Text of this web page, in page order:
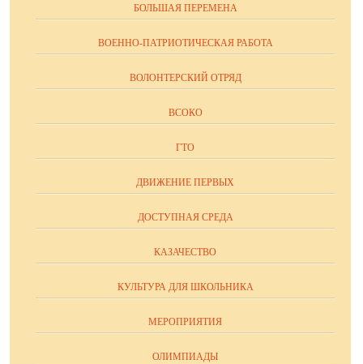
БОЛЬШАЯ ПЕРЕМЕНА
ВОЕННО-ПАТРИОТИЧЕСКАЯ РАБОТА
ВОЛОНТЕРСКИЙ ОТРЯД
ВСОКО
ГТО
ДВИЖЕНИЕ ПЕРВЫХ
ДОСТУПНАЯ СРЕДА
КАЗАЧЕСТВО
КУЛЬТУРА ДЛЯ ШКОЛЬНИКА
МЕРОПРИЯТИЯ
ОЛИМПИАДЫ